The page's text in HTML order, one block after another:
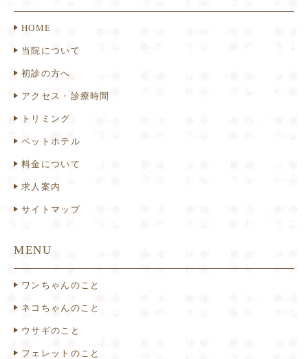
HOME
当院について
初診の方へ
アクセス・診療時間
トリミング
ペットホテル
料金について
求人案内
サイトマップ
MENU
ワンちゃんのこと
ネコちゃんのこと
ウサギのこと
フェレットのこと